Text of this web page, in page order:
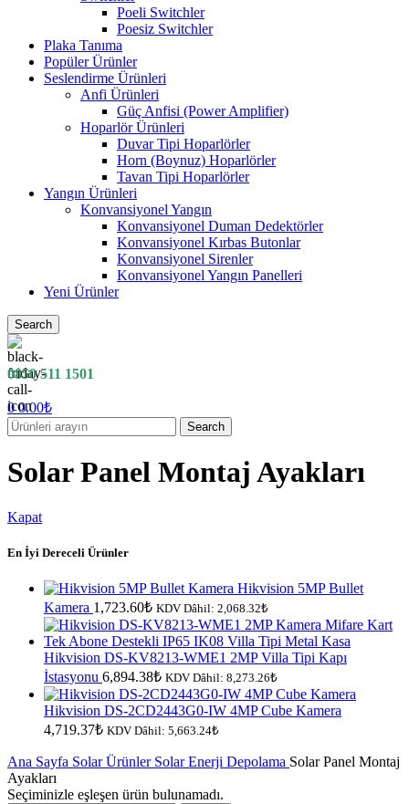
Poeli Switchler
Poesiz Switchler
Plaka Tanıma
Popüler Ürünler
Seslendirme Ürünleri
Anfi Ürünleri
Güç Anfisi (Power Amplifier)
Hoparlör Ürünleri
Duvar Tipi Hoparlörler
Horn (Boynuz) Hoparlörler
Tavan Tipi Hoparlörler
Yangın Ürünleri
Konvansiyonel Yangın
Konvansiyonel Duman Dedektörler
Konvansiyonel Kırbas Butonlar
Konvansiyonel Sirenler
Konvansiyonel Yangın Panelleri
Yeni Ürünler
Search
0850 511 1501
00.00₺
Search
Solar Panel Montaj Ayakları
Kapat
En İyi Dereceli Ürünler
Hikvision 5MP Bullet
Kamera 1,723.60₺ KDV Dâhil: 2,068.32₺
Hikvision DS-KV8213-WME1 2MP Villa Tipi Kapı
İstasyonu 6,894.38₺ KDV Dâhil: 8,273.26₺
Hikvision DS-2CD2443G0-IW 4MP Cube Kamera
4,719.37₺ KDV Dâhil: 5,663.24₺
Ana Sayfa Solar Ürünler Solar Enerji Depolama Solar Panel Montaj
Ayakları
Seçiminizle eşleşen ürün bulunamadı.